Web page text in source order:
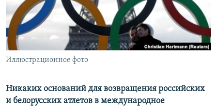
КРЫМ.НЕПОКОРЕННЫЙ
ELIFBE
УКРАИНСКАЯ ПРОБЛЕМА КРЫМА
Все сайты RFE/RL
Иллюстрационное фото
Никаких оснований для возвращения российских
и белорусских атлетов в международное